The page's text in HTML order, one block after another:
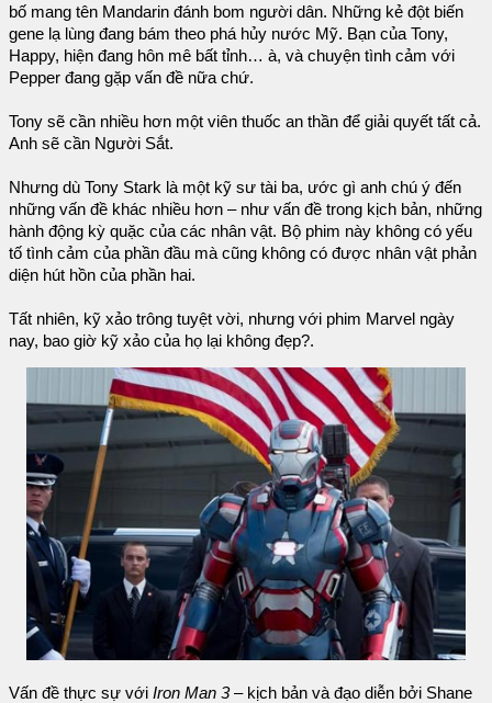
bố mang tên Mandarin đánh bom người dân. Những kẻ đột biến
gene lạ lùng đang bám theo phá hủy nước Mỹ. Bạn của Tony,
Happy, hiện đang hôn mê bất tỉnh… à, và chuyện tình cảm với
Pepper đang gặp vấn đề nữa chứ.
Tony sẽ cần nhiều hơn một viên thuốc an thần để giải quyết tất cả.
Anh sẽ cần Người Sắt.
Nhưng dù Tony Stark là một kỹ sư tài ba, ước gì anh chú ý đến
những vấn đề khác nhiều hơn – như vấn đề trong kịch bản, những
hành động kỳ quặc của các nhân vật. Bộ phim này không có yếu
tố tình cảm của phần đầu mà cũng không có được nhân vật phản
diện hút hồn của phần hai.
Tất nhiên, kỹ xảo trông tuyệt vời, nhưng với phim Marvel ngày
nay, bao giờ kỹ xảo của họ lại không đẹp?.
Vấn đề thực sự với Iron Man 3– kịch bản và đạo diễn bởi Shane